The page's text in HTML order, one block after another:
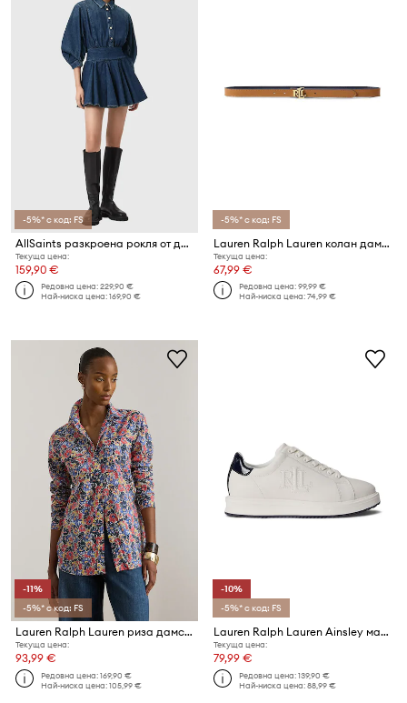
-5%* с код: FS
AllSaints разкроена рокля от деним ARLO
Текуща цена:
159,90 €
Редовна цена:229,90 €
Най-ниска цена:169,90 €
-5%* с код: FS
Lauren Ralph Lauren колан дамски от кожа
Текуща цена:
67,99 €
Редовна цена:99,99 €
Най-ниска цена:74,99 €
-11%
-5%* с код: FS
Lauren Ralph Lauren риза дамска памучна
Текуща цена:
93,99 €
Редовна цена:169,90 €
Най-ниска цена:105,99 €
-10%
-5%* с код: FS
Lauren Ralph Lauren Ainsley маратонки дамски кожени
Текуща цена:
79,99 €
Редовна цена:139,90 €
Най-ниска цена:88,99 €